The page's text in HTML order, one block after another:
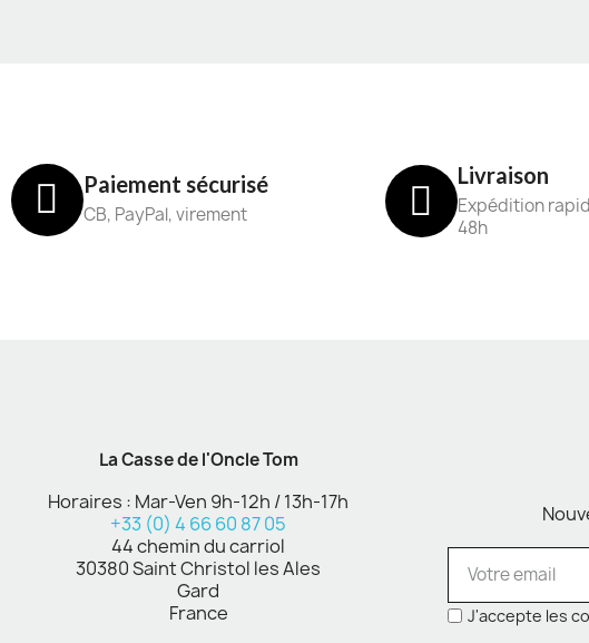
Paiement sécurisé
CB, PayPal, virement
Livraison
Expédition
48h
La Casse de l'Oncle Tom
Horaires : Mar-Ven 9h-12h / 13h-17h
+33 (0) 4 66 60 87 05
44 chemin du carriol
30380 Saint Christol les Ales
Gard
France
J'accepte les